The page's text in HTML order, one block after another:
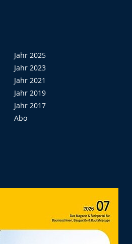
Jahr 2025
Jahr 2023
Jahr 2021
Jahr 2019
Jahr 2017
Abo